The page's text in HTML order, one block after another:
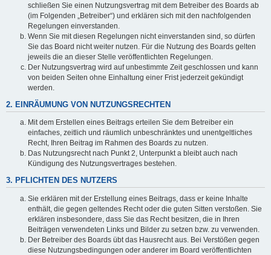
schließen Sie einen Nutzungsvertrag mit dem Betreiber des Boards ab
(im Folgenden „Betreiber“) und erklären sich mit den nachfolgenden
Regelungen einverstanden.
Wenn Sie mit diesen Regelungen nicht einverstanden sind, so dürfen
Sie das Board nicht weiter nutzen. Für die Nutzung des Boards gelten
jeweils die an dieser Stelle veröffentlichten Regelungen.
Der Nutzungsvertrag wird auf unbestimmte Zeit geschlossen und kann
von beiden Seiten ohne Einhaltung einer Frist jederzeit gekündigt
werden.
2. EINRÄUMUNG VON NUTZUNGSRECHTEN
Mit dem Erstellen eines Beitrags erteilen Sie dem Betreiber ein
einfaches, zeitlich und räumlich unbeschränktes und unentgeltliches
Recht, Ihren Beitrag im Rahmen des Boards zu nutzen.
Das Nutzungsrecht nach Punkt 2, Unterpunkt a bleibt auch nach
Kündigung des Nutzungsvertrages bestehen.
3. PFLICHTEN DES NUTZERS
Sie erklären mit der Erstellung eines Beitrags, dass er keine Inhalte
enthält, die gegen geltendes Recht oder die guten Sitten verstoßen. Sie
erklären insbesondere, dass Sie das Recht besitzen, die in Ihren
Beiträgen verwendeten Links und Bilder zu setzen bzw. zu verwenden.
Der Betreiber des Boards übt das Hausrecht aus. Bei Verstößen gegen
diese Nutzungsbedingungen oder anderer im Board veröffentlichten